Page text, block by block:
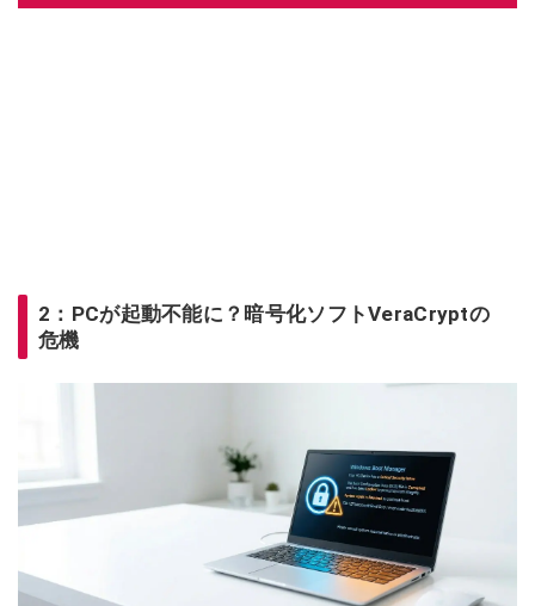
2：PCが起動不能に？暗号化ソフトVeraCryptの
危機